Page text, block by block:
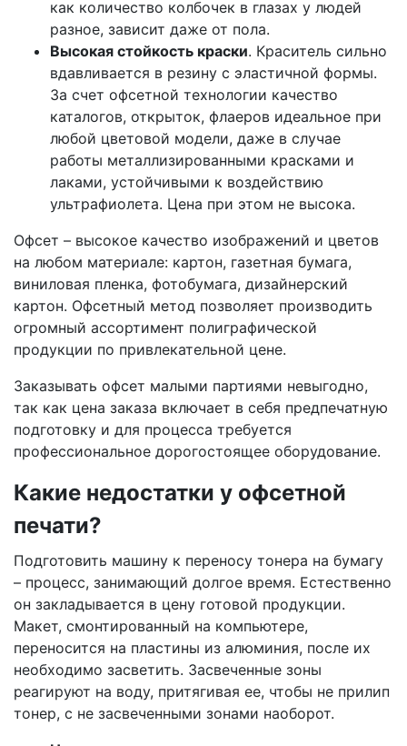
как количество колбочек в глазах у людей
разное, зависит даже от пола.
Высокая стойкость краски. Краситель сильно
вдавливается в резину с эластичной формы.
За счет офсетной технологии качество
каталогов, открыток, флаеров идеальное при
любой цветовой модели, даже в случае
работы металлизированными красками и
лаками, устойчивыми к воздействию
ультрафиолета. Цена при этом не высока.
Офсет – высокое качество изображений и цветов
на любом материале: картон, газетная бумага,
виниловая пленка, фотобумага, дизайнерский
картон. Офсетный метод позволяет производить
огромный ассортимент полиграфической
продукции по привлекательной цене.
Заказывать офсет малыми партиями невыгодно,
так как цена заказа включает в себя предпечатную
подготовку и для процесса требуется
профессиональное дорогостоящее оборудование.
Какие недостатки у офсетной
печати?
Подготовить машину к переносу тонера на бумагу
– процесс, занимающий долгое время. Естественно
он закладывается в цену готовой продукции.
Макет, смонтированный на компьютере,
переносится на пластины из алюминия, после их
необходимо засветить. Засвеченные зоны
реагируют на воду, притягивая ее, чтобы не прилип
тонер, с не засвеченными зонами наоборот.